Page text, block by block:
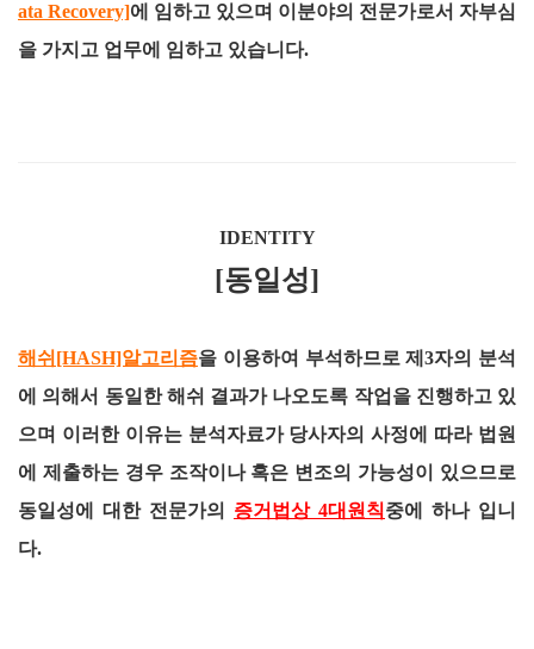
ata Recovery]에 임하고 있으며 이분야의 전문가로서 자부심
을 가지고 업무에 임하고 있습니다.
IDENTITY
[동일성]
해쉬[HASH]알고리즘을 이용하여 부석하므로 제3자의 분석
에 의해서 동일한 해쉬 결과가 나오도록 작업을 진행하고 있
으며 이러한 이유는 분석자료가 당사자의 사정에 따라 법원
에 제출하는 경우 조작이나 혹은 변조의 가능성이 있으므로
동일성에 대한 전문가의 증거법상 4대원칙중에 하나 입니
다.